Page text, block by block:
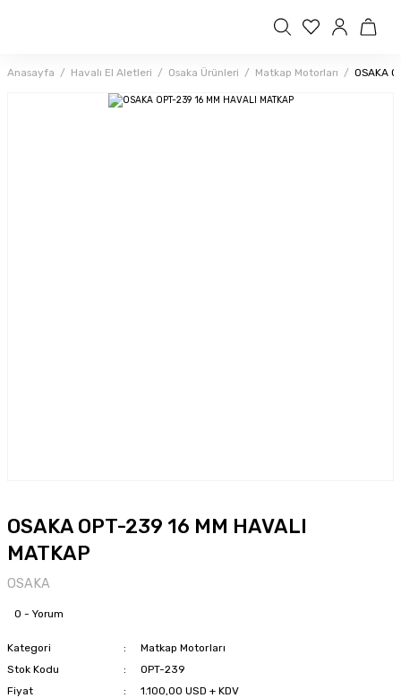
Anasayfa Havalı El Aletleri Osaka Ürünleri Matkap Motorları OSAKA
OSAKA OPT-239 16 MM HAVALI
MATKAP
OSAKA
0 - Yorum
Kategori
Matkap Motorları
Stok Kodu
OPT-239
Fiyat
1.100,00 USD + KDV